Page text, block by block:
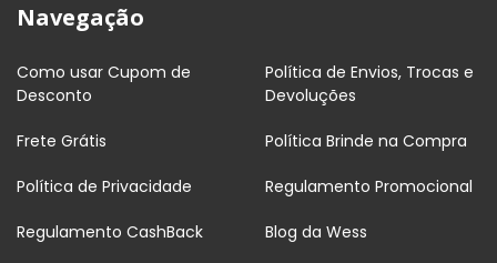
Navegação
Como usar Cupom de
Desconto
Política de Envios, Trocas e
Devoluções
Frete Grátis Política Brinde na Compra
Política de Privacidade Regulamento Promocional
Regulamento CashBack Blog da Wess